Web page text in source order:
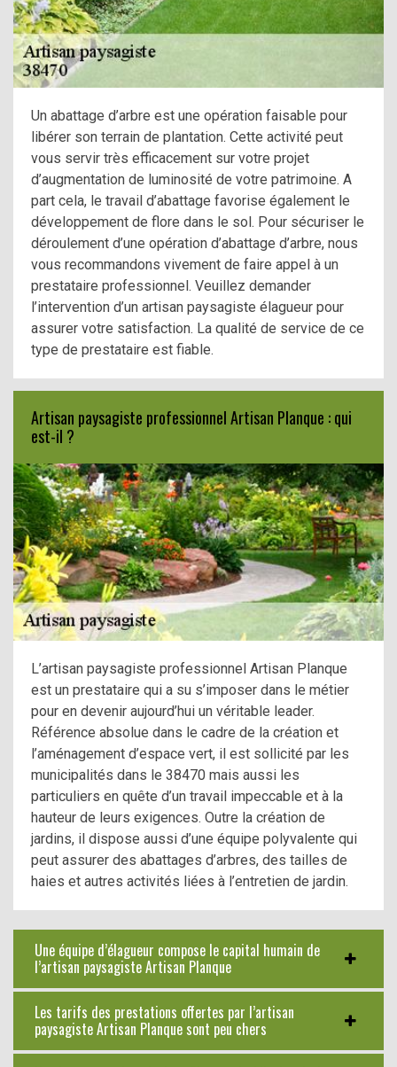
Un abattage d’arbre est une opération faisable pour
libérer son terrain de plantation. Cette activité peut
vous servir très efficacement sur votre projet
d’augmentation de luminosité de votre patrimoine. A
part cela, le travail d’abattage favorise également le
développement de flore dans le sol. Pour sécuriser le
déroulement d’une opération d’abattage d’arbre, nous
vous recommandons vivement de faire appel à un
prestataire professionnel. Veuillez demander
l’intervention d’un artisan paysagiste élagueur pour
assurer votre satisfaction. La qualité de service de ce
type de prestataire est fiable.
Artisan paysagiste professionnel Artisan Planque : qui
est-il ?
L’artisan paysagiste professionnel Artisan Planque
est un prestataire qui a su s’imposer dans le métier
pour en devenir aujourd’hui un véritable leader.
Référence absolue dans le cadre de la création et
l’aménagement d’espace vert, il est sollicité par les
municipalités dans le 38470 mais aussi les
particuliers en quête d’un travail impeccable et à la
hauteur de leurs exigences. Outre la création de
jardins, il dispose aussi d’une équipe polyvalente qui
peut assurer des abattages d’arbres, des tailles de
haies et autres activités liées à l’entretien de jardin.
Une équipe d’élagueur compose le capital humain de
l’artisan paysagiste Artisan Planque
Les tarifs des prestations offertes par l’artisan
paysagiste Artisan Planque sont peu chers